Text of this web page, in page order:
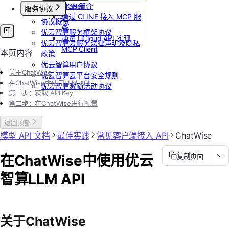
image
MCP 简介
通过 CLINE 接入 MCP 服
务
通过 UCloud API 实现
MCP Client
服务协议
协议概览
优云智算服务框架协议
优云智算云服务法律声明及隐私
政策
优云智算用户协议
优云智算云平台安全规则
优云智算激励活动协议
本页内容
关于ChatWise
在ChatWise中使用LLM API
第一步：获取 API Key
第二步：在ChatWise进行配置
返回顶部
模型 API 文档 最佳实践 常见客户端接入 API ChatWise
复制页面
在ChatWise中使用优云
智算LLM API
关于ChatWise